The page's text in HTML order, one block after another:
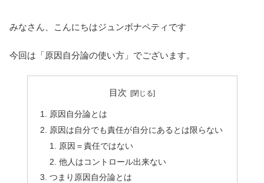
みなさん、こんにちはジュンボナペティです
今回は「原因自分論の使い方」でございます。
目次
原因自分論とは
原因は自分でも責任が自分にあるとは限らない
原因＝責任ではない
他人はコントロール出来ない
つまり原因自分論とは